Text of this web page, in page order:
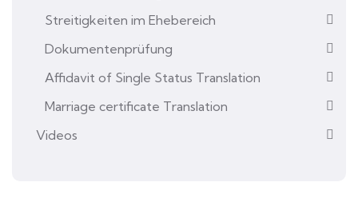
Streitigkeiten im Ehebereich
Dokumentenprüfung
Affidavit of Single Status Translation
Marriage certificate Translation
Videos